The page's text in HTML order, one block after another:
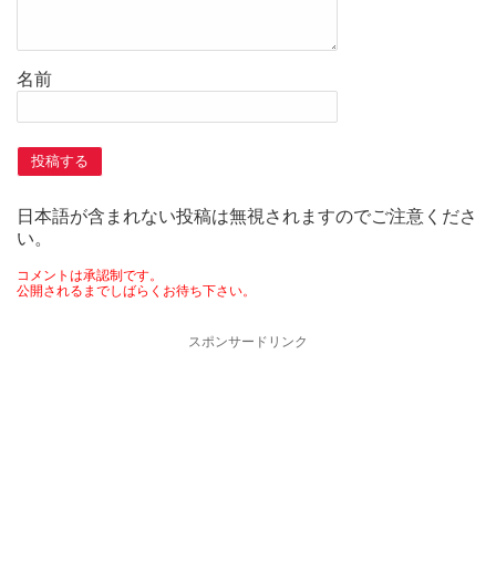
名前
日本語が含まれない投稿は無視されますのでご注意くださ
い。
コメントは承認制です。
公開されるまでしばらくお待ち下さい。
スポンサードリンク